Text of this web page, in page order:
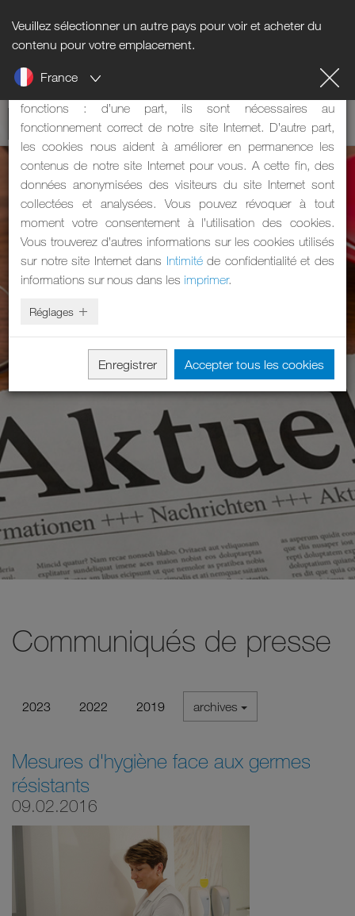
Veuillez sélectionner un autre pays pour voir et acheter du
contenu pour votre emplacement.
France
Communiqués de presse
2023 2022 2019 archives
Mesures d'hygiène face aux germes
résistants
09.02.2016
Informations sur les cookies
Notre site Internet utilise des cookies. Les cookies ont deux
fonctions : d’une part, ils sont nécessaires au
fonctionnement correct de notre site Internet. D’autre part,
les cookies nous aident à améliorer en permanence les
contenus de notre site Internet pour vous. A cette fin, des
données anonymisées des visiteurs du site Internet sont
collectées et analysées. Vous pouvez révoquer à tout
moment votre consentement à l’utilisation des cookies.
Vous trouverez d’autres informations sur les cookies utilisés
sur notre site Internet dans Intimitéde confidentialité et des
informations sur nous dans les imprimer.
Réglages
Enregistrer Accepter tous les cookies